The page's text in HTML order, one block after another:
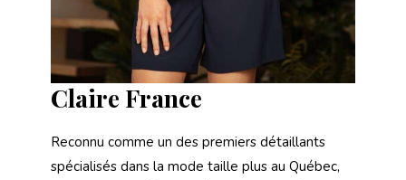
Claire France
Reconnu comme un des premiers détaillants
spécialisés dans la mode taille plus au Québec,